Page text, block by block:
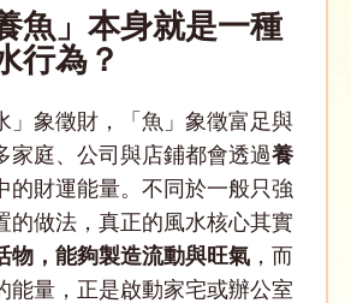
魚」本身就是一種
行為？
」象徵財，「魚」象徵富足與
家庭、公司與店鋪都會透過養
的財運能量。不同於一般只強
的做法，真正的風水核心其實
物，能夠製造流動與旺氣 ，而
能量，正是啟動家宅或辦公室